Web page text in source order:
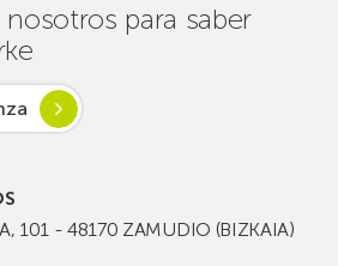
para saber
101 - 48170 ZAMUDIO (BIZKAIA)